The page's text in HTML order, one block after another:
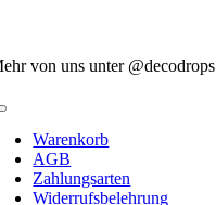
von uns unter @decodrops
Warenkorb
AGB
Zahlungsarten
Widerrufsbelehrung